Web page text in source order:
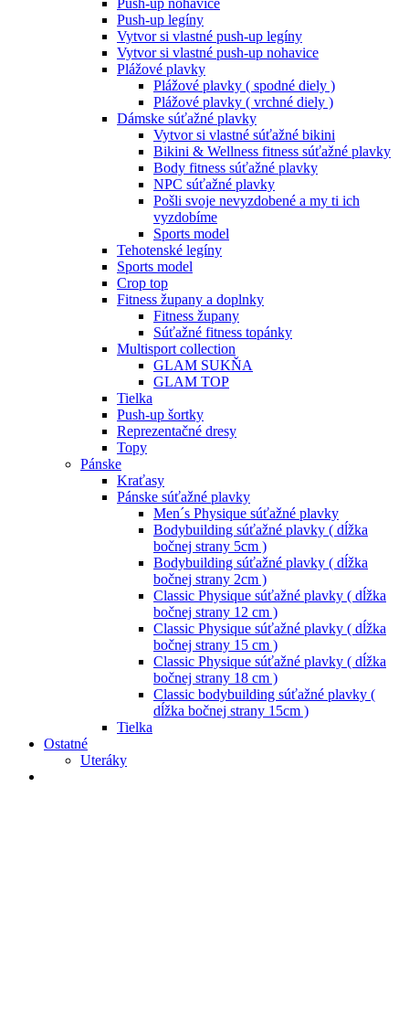
Push-up nohavice
Push-up legíny
Vytvor si vlastné push-up legíny
Vytvor si vlastné push-up nohavice
Plážové plavky
Plážové plavky ( spodné diely )
Plážové plavky ( vrchné diely )
Dámske súťažné plavky
Vytvor si vlastné súťažné bikini
Bikini & Wellness fitness súťažné plavky
Body fitness súťažné plavky
NPC súťažné plavky
Pošli svoje nevyzdobené a my ti ich
vyzdobíme
Sports model
Tehotenské legíny
Sports model
Crop top
Fitness župany a doplnky
Fitness župany
Súťažné fitness topánky
Multisport collection
GLAM SUKŇA
GLAM TOP
Tielka
Push-up šortky
Reprezentačné dresy
Topy
Pánske
Kraťasy
Pánske súťažné plavky
Men´s Physique súťažné plavky
Bodybuilding súťažné plavky ( dĺžka
bočnej strany 5cm )
Bodybuilding súťažné plavky ( dĺžka
bočnej strany 2cm )
Classic Physique súťažné plavky ( dĺžka
bočnej strany 12 cm )
Classic Physique súťažné plavky ( dĺžka
bočnej strany 15 cm )
Classic Physique súťažné plavky ( dĺžka
bočnej strany 18 cm )
Classic bodybuilding súťažné plavky (
dĺžka bočnej strany 15cm )
Tielka
Ostatné
Uteráky